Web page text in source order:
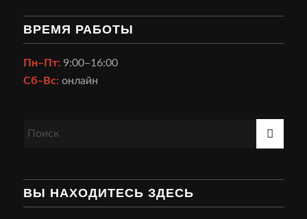
ВРЕМЯ РАБОТЫ
Пн–Пт:9:00–16:00
Сб–Вс:онлайн
ВЫ НАХОДИТЕСЬ ЗДЕСЬ